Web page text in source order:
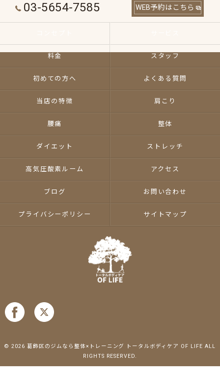
03-5654-7585 WEB予約はこちら
料金 スタッフ
初めての方へ よくある質問
当店の特徴 肩こり
腰痛 整体
ダイエット ストレッチ
高気圧酸素ルーム アクセス
ブログ お問い合わせ
プライバシーポリシー サイトマップ
© 2026 葛飾区のジムなら整体×トレーニング トータルボディケア OF LIFE ALL
RIGHTS RESERVED.